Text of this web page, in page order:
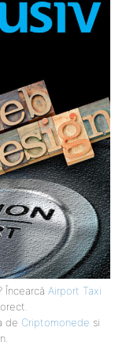
Încearcă Airport Taxi
de Criptomonede si